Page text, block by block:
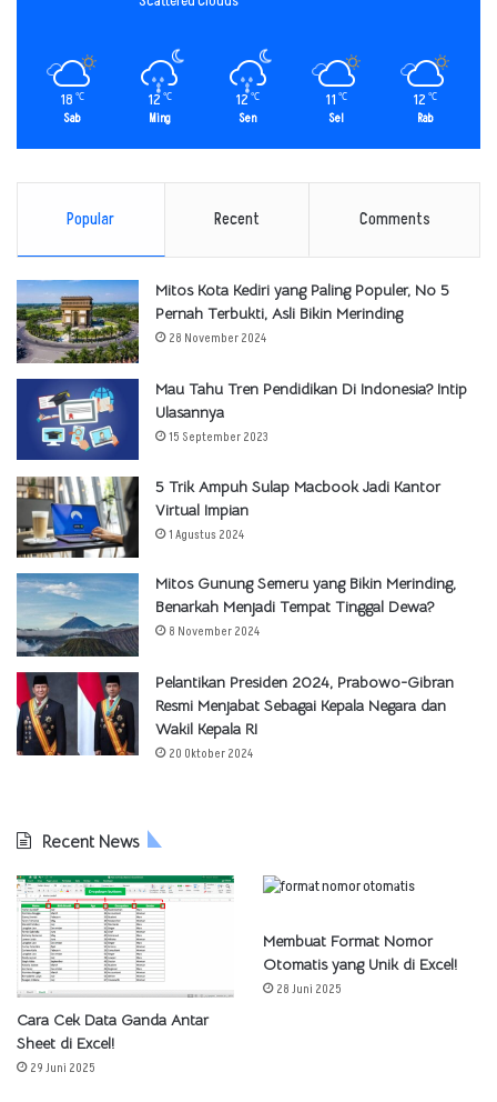
18 ℃
Sab
12 ℃
Ming
12℃
Sen
11 ℃
Sel
12 ℃
Rab
Popular Recent Comments
Mitos Kota Kediri yang Paling Populer, No 5
Pernah Terbukti, Asli Bikin Merinding
28 November 2024
Mau Tahu Tren Pendidikan Di Indonesia? Intip
Ulasannya
15 September 2023
5 Trik Ampuh Sulap Macbook Jadi Kantor
Virtual Impian
1 Agustus 2024
Mitos Gunung Semeru yang Bikin Merinding,
Benarkah Menjadi Tempat Tinggal Dewa?
8 November 2024
Pelantikan Presiden 2024, Prabowo-Gibran
Resmi Menjabat Sebagai Kepala Negara dan
Wakil Kepala RI
20 Oktober 2024
Recent News
Cara Cek Data Ganda Antar
Sheet di Excel!
29 Juni 2025
Membuat Format Nomor
Otomatis yang Unik di Excel!
28 Juni 2025